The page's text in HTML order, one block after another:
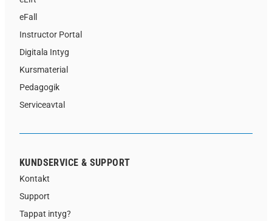
eFall
Instructor Portal
Digitala Intyg
Kursmaterial
Pedagogik
Serviceavtal
KUNDSERVICE & SUPPORT
Kontakt
Support
Tappat intyg?